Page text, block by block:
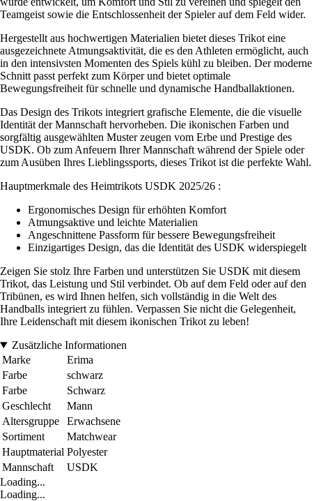
Teamgeist sowie die Entschlossenheit der Spieler auf dem Feld wider.
Hergestellt aus hochwertigen Materialien bietet dieses Trikot eine
ausgezeichnete Atmungsaktivität, die es den Athleten ermöglicht, auch
in den intensivsten Momenten des Spiels kühl zu bleiben. Der moderne
Schnitt passt perfekt zum Körper und bietet optimale
Bewegungsfreiheit für schnelle und dynamische Handballaktionen.
Das Design des Trikots integriert grafische Elemente, die die visuelle
Identität der Mannschaft hervorheben. Die ikonischen Farben und
sorgfältig ausgewählten Muster zeugen vom Erbe und Prestige des
USDK. Ob zum Anfeuern Ihrer Mannschaft während der Spiele oder
zum Ausüben Ihres Lieblingssports, dieses Trikot ist die perfekte Wahl.
Hauptmerkmale des Heimtrikots USDK 2025/26 :
Ergonomisches Design für erhöhten Komfort
Atmungsaktive und leichte Materialien
Angeschnittene Passform für bessere Bewegungsfreiheit
Einzigartiges Design, das die Identität des USDK widerspiegelt
Zeigen Sie stolz Ihre Farben und unterstützen Sie USDK mit diesem
Trikot, das Leistung und Stil verbindet. Ob auf dem Feld oder auf den
Tribünen, es wird Ihnen helfen, sich vollständig in die Welt des
Handballs integriert zu fühlen. Verpassen Sie nicht die Gelegenheit,
Ihre Leidenschaft mit diesem ikonischen Trikot zu leben!
Zusätzliche Informationen
Marke
Erima
Farbe
schwarz
Farbe
Schwarz
Geschlecht
Mann
Altersgruppe
Erwachsene
Sortiment
Matchwear
Hauptmaterial Polyester
Mannschaft
USDK
Loading...
Loading...